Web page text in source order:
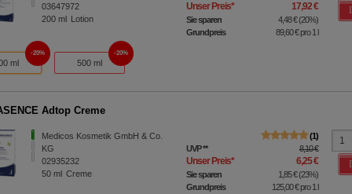
03647972
200 ml Lotion
Unser Preis* 17,92 €
Sie sparen 4,48 €(20%)
Grundpreis
89,60 €pro 1 l
ml
20%
500 ml
20%
Adtop Creme
Medicos Kosmetik GmbH & Co.
KG
02935232
50 ml Creme
1
UVP** 8,10 €
Unser Preis* 6,25 €
Sie sparen 1,85 €(23%)
Grundpreis
125,00 €pro 1 l